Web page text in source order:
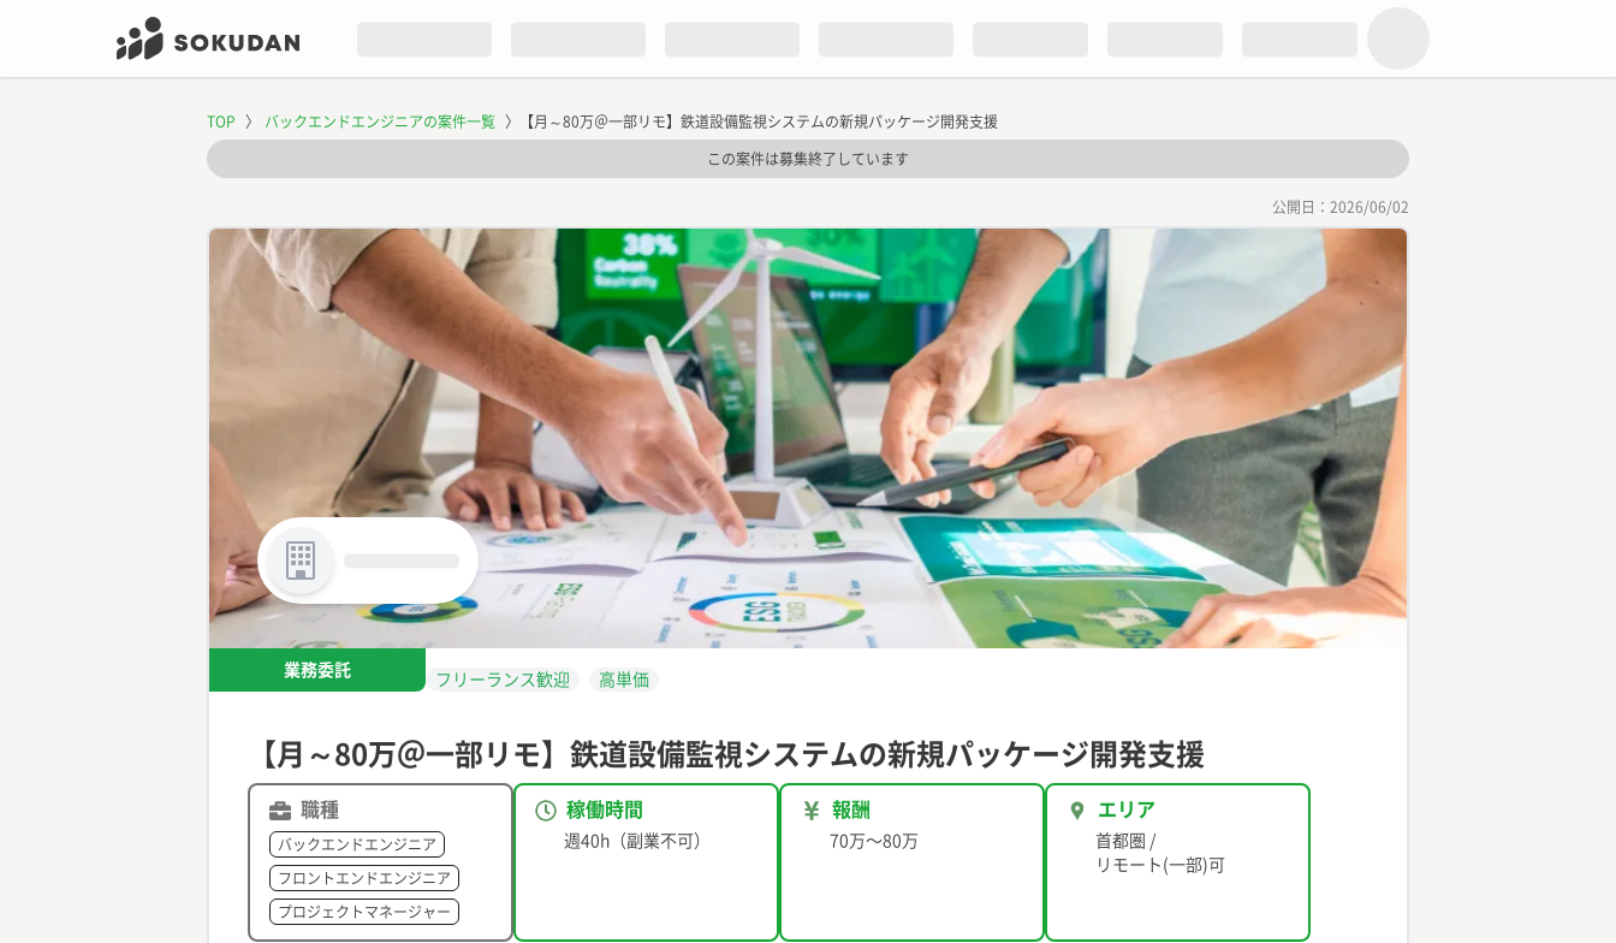
TOP 〉 バックエンドエンジニアの案件一覧 〉 【月～80万＠一部リモ】鉄道設備監視システムの新規パッケージ開発支援
この案件は募集終了しています
公開日： 2026/06/02
業務委託
フリーランス歓迎 高単価
【月～80万＠一部リモ】鉄道設備監視システムの新規パッケージ開発支援
職種
バックエンドエンジニア
フロントエンドエンジニア
プロジェクトマネージャー
稼働時間
週40h（副業不可）
報酬
70万〜80万
エリア
首都圏 /
リモート(一部)可